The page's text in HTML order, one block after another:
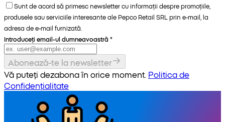
Sunt de acord să primesc newsletter cu informații despre promoțiile,
produsele sau serviciile interesante ale Pepco Retail SRL prin e-mail, la
adresa de e-mail furnizată.
Introduceți email-ul dumneavoastră *
Abonează-te la newsletter
Vă puteți dezabona în orice moment. Politica de
Confidențialitate